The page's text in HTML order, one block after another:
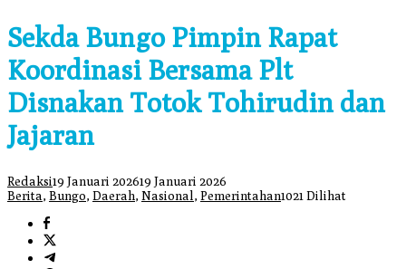
Sekda Bungo Pimpin Rapat
Koordinasi Bersama Plt
Disnakan Totok Tohirudin dan
Jajaran
Redaksi19 Januari 202619 Januari 2026
Berita, Bungo, Daerah, Nasional , Pemerintahan1021 Dilihat